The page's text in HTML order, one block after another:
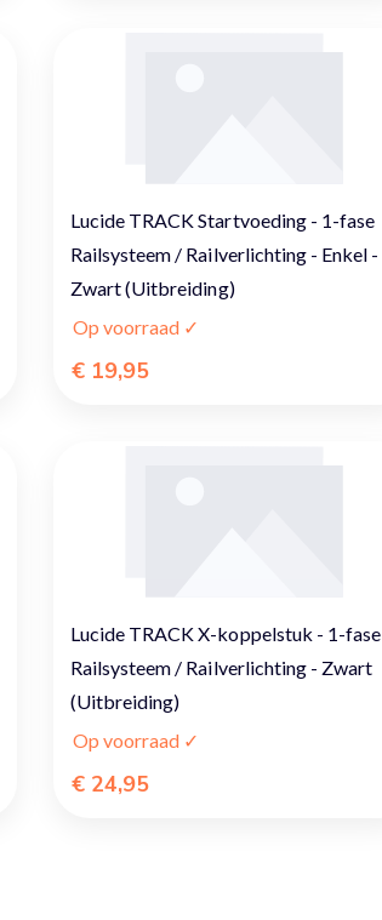
Lucide TRACK Startvoeding - 1-fase
Railsysteem / Railverlichting - Enkel -
Zwart (Uitbreiding)
Op voorraad ✓
€ 19,95
Lucide TRACK X-koppelstuk - 1-fase
Railsysteem / Railverlichting - Zwart
(Uitbreiding)
Op voorraad ✓
€ 24,95